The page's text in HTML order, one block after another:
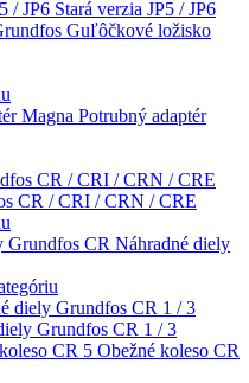
Stará verzia JP5 / JP6
Guľôčkové ložisko
Potrubný adaptér
CR / CRI / CRN / CRE
Náhradné diely
Grundfos CR 1 / 3
Obežné koleso CR